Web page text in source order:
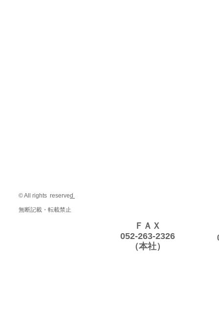
© All rights reserved
無断記載・転載禁止
ＦＡＸ
052-263-2326
（本社）